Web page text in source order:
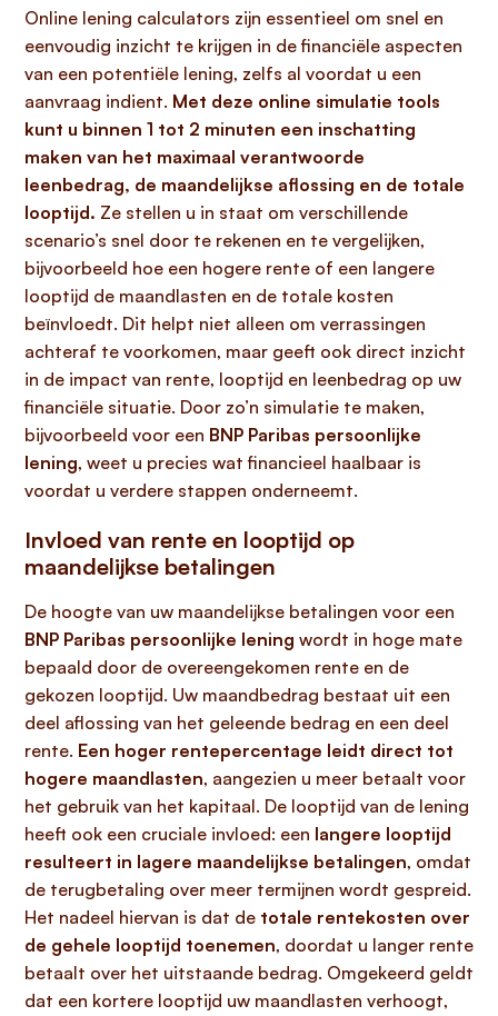
Online lening calculators zijn essentieel om snel en
eenvoudig inzicht te krijgen in de financiële aspecten
van een potentiële lening, zelfs al voordat u een
aanvraag indient. Met deze online simulatie tools
kunt u binnen 1 tot 2 minuten een inschatting
maken van het maximaal verantwoorde
leenbedrag, de maandelijkse aflossing en de totale
looptijd. Ze stellen u in staat om verschillende
scenario’s snel door te rekenen en te vergelijken,
bijvoorbeeld hoe een hogere rente of een langere
looptijd de maandlasten en de totale kosten
beïnvloedt. Dit helpt niet alleen om verrassingen
achteraf te voorkomen, maar geeft ook direct inzicht
in de impact van rente, looptijd en leenbedrag op uw
financiële situatie. Door zo’n simulatie te maken,
bijvoorbeeld voor een BNP Paribas persoonlijke
lening, weet u precies wat financieel haalbaar is
voordat u verdere stappen onderneemt.
Invloed van rente en looptijd op
maandelijkse betalingen
De hoogte van uw maandelijkse betalingen voor een
BNP Paribas persoonlijke lening wordt in hoge mate
bepaald door de overeengekomen rente en de
gekozen looptijd. Uw maandbedrag bestaat uit een
deel aflossing van het geleende bedrag en een deel
rente. Een hoger rentepercentage leidt direct tot
hogere maandlasten, aangezien u meer betaalt voor
het gebruik van het kapitaal. De looptijd van de lening
heeft ook een cruciale invloed: een langere looptijd
resulteert in lagere maandelijkse betalingen, omdat
de terugbetaling over meer termijnen wordt gespreid.
Het nadeel hiervan is dat de totale rentekosten over
de gehele looptijd toenemen, doordat u langer rente
betaalt over het uitstaande bedrag. Omgekeerd geldt
dat een kortere looptijd uw maandlasten verhoogt,